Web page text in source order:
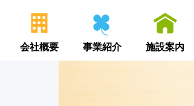
会社概要 事業紹介 施設案内